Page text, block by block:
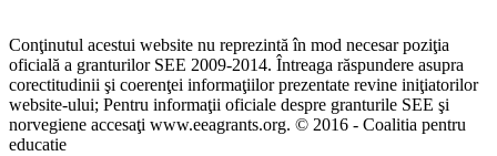
Conţinutul acestui website nu reprezintă în mod necesar poziţia
oficială a granturilor SEE 2009-2014. Întreaga răspundere asupra
corectitudinii şi coerenţei informaţiilor prezentate revine iniţiatorilor
website-ului; Pentru informaţii oficiale despre granturile SEE şi
norvegiene accesaţi www.eeagrants.org. © 2016 - Coalitia pentru
educatie